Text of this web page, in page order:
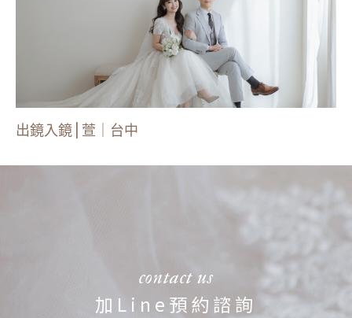
出鏡入鏡 | 萱｜台中
contact us
加Line預約諮詢